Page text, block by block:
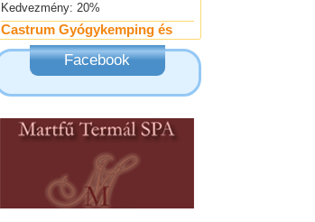
Castrum Gyógykemping és
Panzió, Hévíz
Sárkány Wellness és
Gyógyfürdő Kemping
Facebook